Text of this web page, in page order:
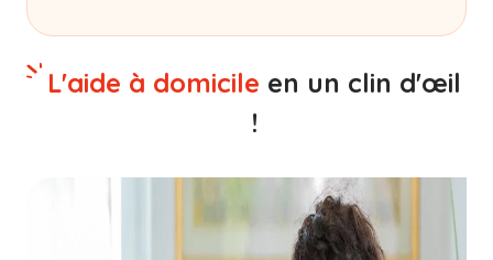
L'aide à domicile en un clin d'œil
!